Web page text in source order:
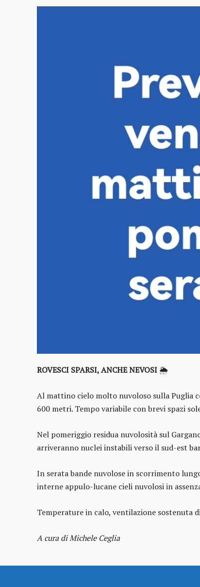
ROVESCI SPARSI, ANCHE NEVOSI 🌦️
Al mattino cielo molto nuvoloso sulla Puglia
600 metri. Tempo variabile con brevi spazi
Nel pomeriggio residua nuvolosità sul
arriveranno nuclei instabili verso il sud-est
In serata bande nuvolose in scorrimento
interne appulo-lucane cieli nuvolosi in
Temperature in calo, ventilazione sostenuta
A cura di Michele Ceglia